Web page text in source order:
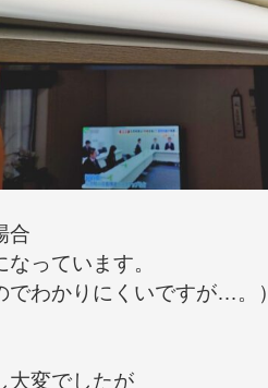
合
っています。
でわかりにくいですが…。）
大変でしたが